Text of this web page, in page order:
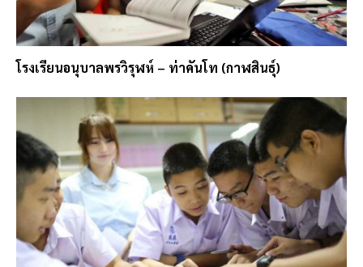
โรงเรียนอนุบาลพรวิรุฬห์ – ท่าคันโท (กาฬสินธุ์)